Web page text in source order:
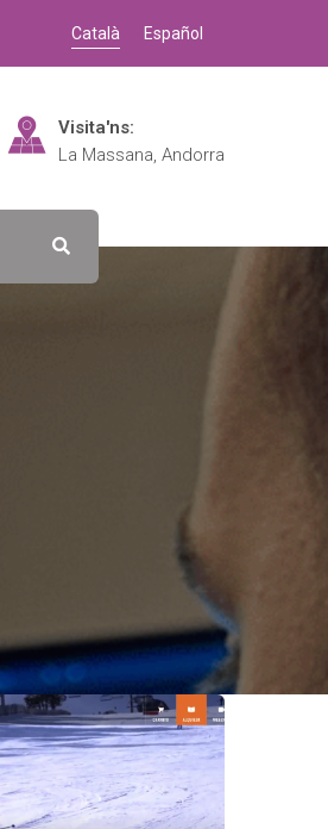
Català Español
Visita'ns:
La Massana, Andorra